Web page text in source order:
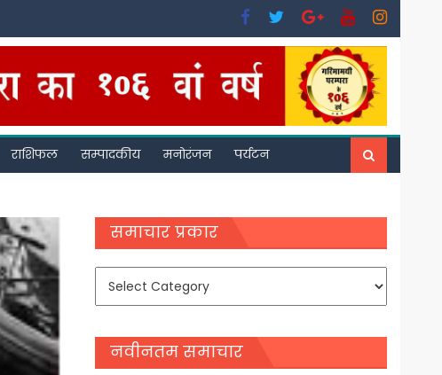
राशिफल सम्पादकीय मनोरंजन पर्यटन
समाचार प्रकार
समाचार
नवीनतम समाचार